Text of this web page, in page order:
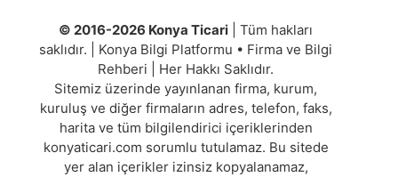
© 2016-2026 Konya Ticari | Tüm hakları
saklıdır. | Konya Bilgi Platformu • Firma ve Bilgi
Rehberi | Her Hakkı Saklıdır.
Sitemiz üzerinde yayınlanan firma, kurum,
kuruluş ve diğer firmaların adres, telefon, faks,
harita ve tüm bilgilendirici içeriklerinden
konyaticari.com sorumlu tutulamaz. Bu sitede
yer alan içerikler izinsiz kopyalanamaz,